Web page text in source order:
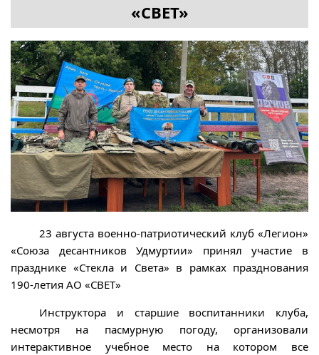
«СВЕТ»
23 августа военно-патриотический клуб «Легион»
«Союза десантников Удмуртии» принял участие в
празднике «Стекла и Света» в рамках празднования
190-летия АО «СВЕТ»
Инструктора и старшие воспитанники клуба,
несмотря на пасмурную погоду, организовали
интерактивное учебное место на котором все